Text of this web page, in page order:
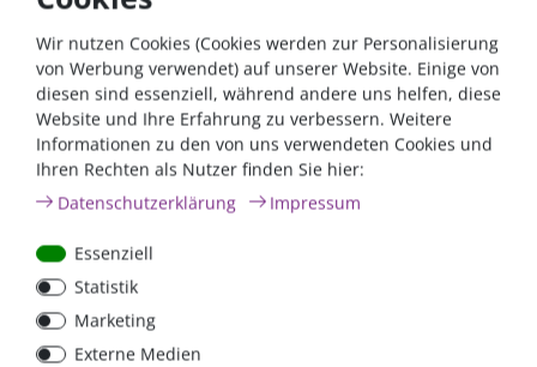
Die Solar Swiss Aufstellvorrichtung besteht aus Aluminium
Rundprofilen und lässt sich schnell zusammenbauen und an
der Solartasche festmachen. Die robuste Aufstellvorrichtung
stützt die faltbaren Solarmodule und lässt beliebige
Aufstellwinkel für optimale Ausrichtung des faltbaren
Solarmoduls zu. Das eloxierte Aluminium der
Aufstellvorrichtung sorgt als witterungsfestes Material für
Die Aufstellvorrichtung in der
Übersicht:
Wir nutzen Cookies (Cookies werden zur Personalisierung
von Werbung verwendet) auf unserer Website. Einige von
diesen sind essenziell, während andere uns helfen, diese
Website und Ihre Erfahrung zu verbessern. Weitere
Informationen zu den von uns verwendeten Cookies und
Ihren Rechten als Nutzer finden Sie hier:
Daten­schutz­erklärung
Impressum
Essenziell
Statistik
Marketing
Externe Medien